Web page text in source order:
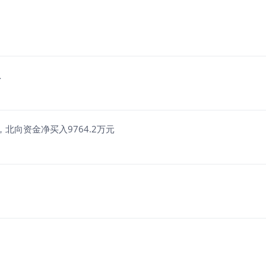
北向资金净买入9764.2万元